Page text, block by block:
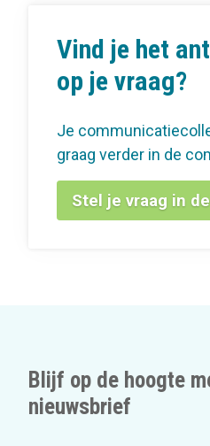
Vind je het
op je vraag?
Je
graag verder in de
Stel je vraag in
Blijf op de hoogte
nieuwsbrief